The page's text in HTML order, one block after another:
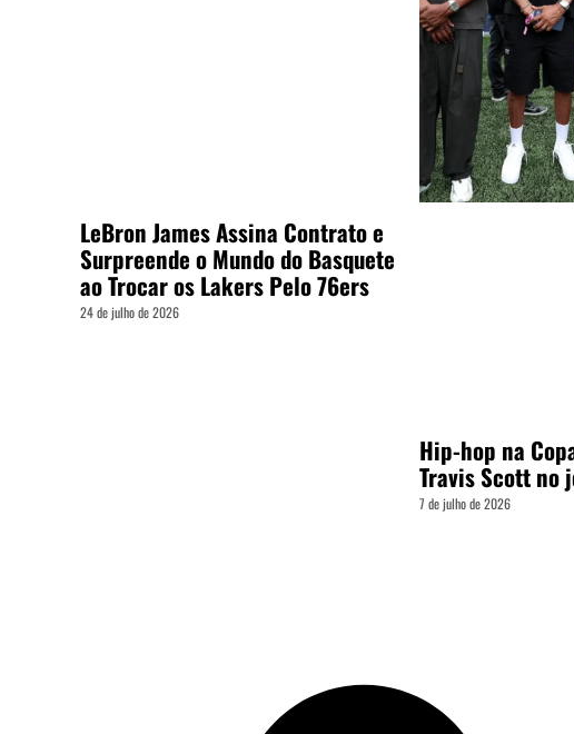
LeBron James Assina Contrato e
Surpreende o Mundo do Basquete
ao Trocar os Lakers Pelo 76ers
24 de julho de 2026
Hip-hop na
Travis Scott no
7 de julho de 2026